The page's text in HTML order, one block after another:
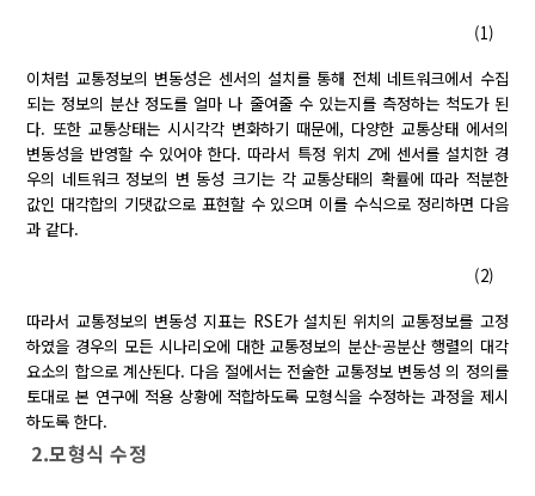
(1)
이처럼 교통정보의 변동성은 센서의 설치를 통해 전체 네트워크에서 수집
되는 정보의 분산 정도를 얼마 나 줄여줄 수 있는지를 측정하는 척도가 된
다. 또한 교통상태는 시시각각 변화하기 때문에, 다양한 교통상태 에서의
변동성을 반영할 수 있어야 한다. 따라서 특정 위치 Z에 센서를 설치한 경
우의 네트워크 정보의 변 동성 크기는 각 교통상태의 확률에 따라 적분한
값인 대각합의 기댓값으로 표현할 수 있으며 이를 수식으로 정리하면 다음
과 같다.
(2)
따라서 교통정보의 변동성 지표는 RSE가 설치된 위치의 교통정보를 고정
하였을 경우의 모든 시나리오에 대한 교통정보의 분산-공분산 행렬의 대각
요소의 합으로 계산된다. 다음 절에서는 전술한 교통정보 변동성 의 정의를
토대로 본 연구에 적용 상황에 적합하도록 모형식을 수정하는 과정을 제시
하도록 한다.
2.모형식 수정